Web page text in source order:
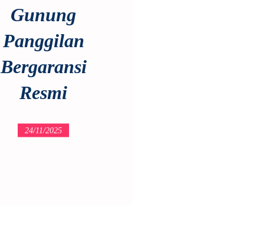
Gunung
Panggilan
Bergaransi
Resmi
24/11/2025